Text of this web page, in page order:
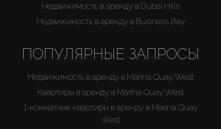
Недвижимость в аренду в Dubai Hills
Недвижимость в аренду в Business Bay
ПОПУЛЯРНЫЕ ЗАПРОСЫ
Недвижимость в аренду в Marina Quay West
Квартиры в аренду в Marina Quay West
1-комнатные квартиры в аренду в Marina Quay
West